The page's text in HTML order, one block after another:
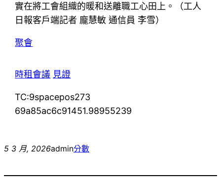
實在將工會組織的暖和送離職工心田上。（工人
日報客戶端記者 龐慧敏 通信員 李雪）
聚會
時租會議 見證
TC:9spacepos273
69a85ac6c91451.98955239
5 3 月, 2026admin分數